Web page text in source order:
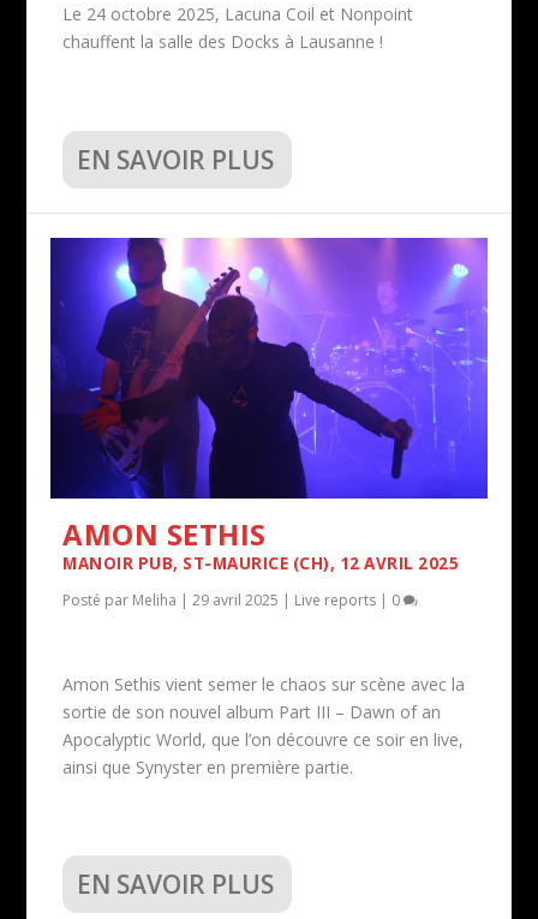
Le 24 octobre 2025, Lacuna Coil et Nonpoint
chauffent la salle des Docks à Lausanne !
EN SAVOIR PLUS
AMON SETHIS
MANOIR PUB, ST-MAURICE (CH), 12 AVRIL 2025
Posté par Meliha |29 avril 2025 | Live reports | 0
Amon Sethis vient semer le chaos sur scène avec la
sortie de son nouvel album Part III – Dawn of an
Apocalyptic World, que l’on découvre ce soir en live,
ainsi que Synyster en première partie.
EN SAVOIR PLUS